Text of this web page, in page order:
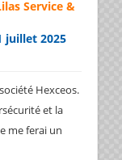
Service &
juillet 2025
Hexceos.
et la
me ferai un